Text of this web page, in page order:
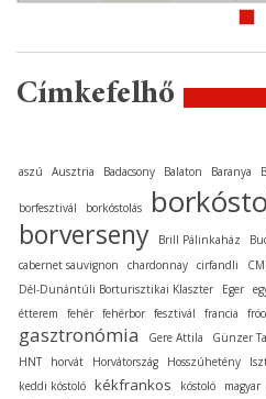
Címkefelhő
aszú Ausztria Badacsony Balaton Baranya
borfesztivál borkóstolás
borverseny Brill Pálinkaház
cabernet sauvignon chardonnay cirfandli
Dél-Dunántúli Borturisztikai Klaszter
Eger
étterem
fehér fehérbor fesztivál francia
gasztronómia Gere Attila Günzer
HNT
horvát Horvátország Hosszúhetény
keddi kóstoló kékfrankos kóstoló magyar